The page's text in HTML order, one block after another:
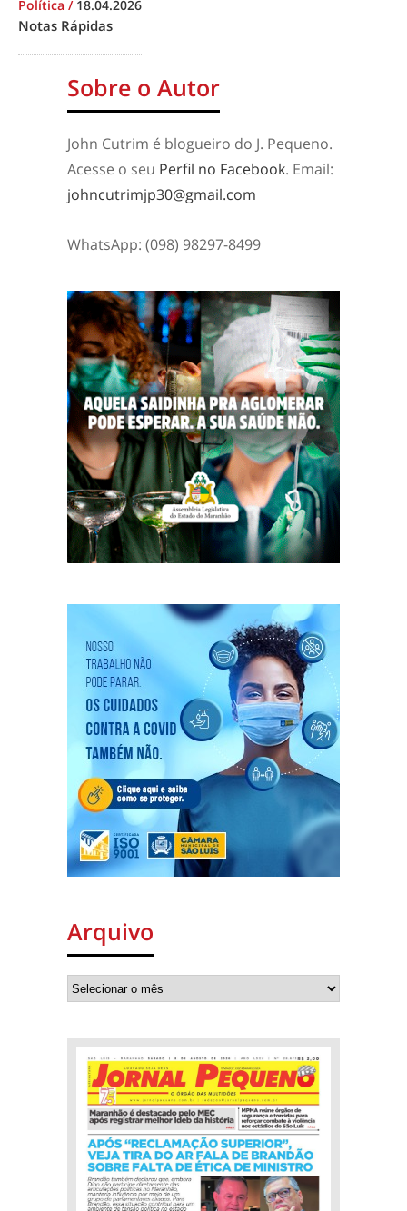
Política / 18.04.2026
Notas Rápidas
Sobre o Autor
John Cutrim é blogueiro do J. Pequeno.
Acesse o seu Perfil no Facebook. Email:
johncutrimjp30@gmail.com
WhatsApp: (098) 98297-8499
Arquivo